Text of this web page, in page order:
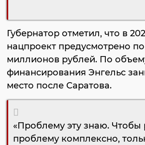
Губернатор отметил, что в
нацпроект предусмотрено
миллионов рублей. По
финансирования Энгельс
место после Саратова.
«Проблему эту знаю. Чтобы
проблему комплексно,